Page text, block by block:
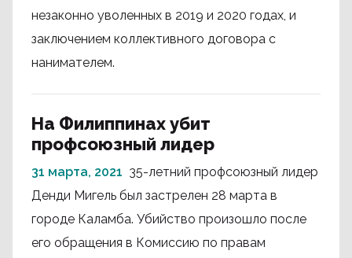
незаконно уволенных в 2019 и 2020 годах, и
заключением коллективного договора с
нанимателем.
На Филиппинах убит
профсоюзный лидер
31 марта, 2021 35-летний профсоюзный лидер
Денди Мигель был застрелен 28 марта в
городе Каламба. Убийство произошло после
его обращения в Комиссию по правам